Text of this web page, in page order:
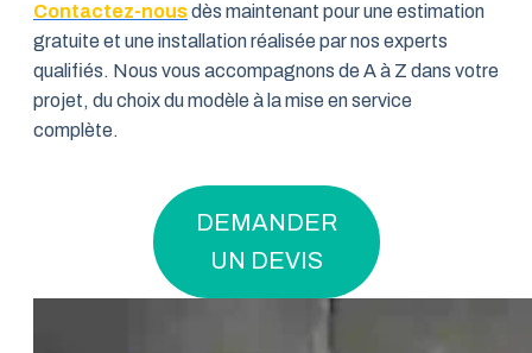
Contactez-nousdès maintenant pour une estimation
gratuite et une installation réalisée par nos experts
qualifiés. Nous vous accompagnons de A à Z dans votre
projet, du choix du modèle à la mise en service
complète.
DEMANDER
UN DEVIS